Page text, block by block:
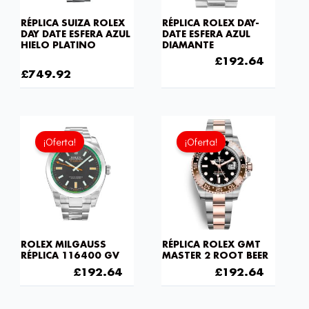
RÉPLICA SUIZA ROLEX
DAY DATE ESFERA AZUL
HIELO PLATINO
£749.92
RÉPLICA ROLEX DAY-
DATE ESFERA AZUL
DIAMANTE
£192.64
¡Oferta!
ROLEX MILGAUSS
RÉPLICA 116400 GV
precio
original
era:
£301.00.
£192.64
¡Oferta!
RÉPLICA ROLEX GMT
MASTER 2 ROOT BEER
El
precio
original
era:
£301.00.
£192.64